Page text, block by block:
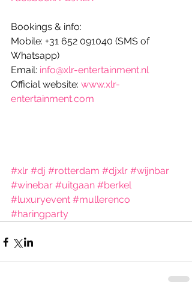
Bookings & info:
Mobile: +31 652 091040 (SMS of
Whatsapp)
Email: info@xlr-entertainment.nl
Official website: www.xlr-
entertainment.com
#xlr #dj #rotterdam #djxlr #wijnbar
#winebar #uitgaan #berkel
#luxuryevent #mullerenco
#haringparty